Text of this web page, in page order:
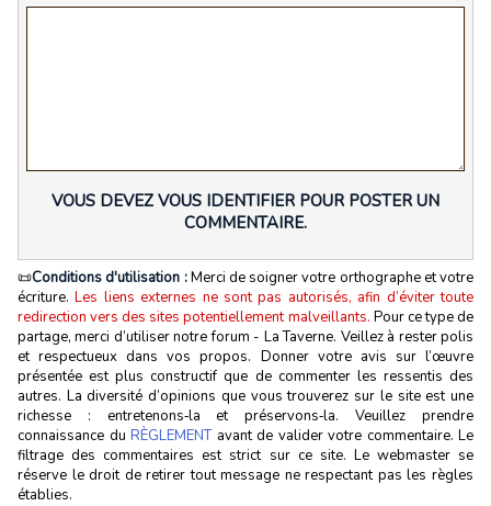
VOUS DEVEZ VOUS IDENTIFIER POUR POSTER UN
COMMENTAIRE.
📜Conditions d'utilisation :Merci de soigner votre orthographe et votre
écriture.Les liens externes ne sont pas autorisés, afin d’éviter toute
redirection vers des sites potentiellement malveillants. Pour ce type de
partage, merci d’utiliser notre forum - La Taverne. Veillez à rester polis
et respectueux dans vos propos. Donner votre avis sur l’œuvre
présentée est plus constructif que de commenter les ressentis des
autres. La diversité d’opinions que vous trouverez sur le site est une
richesse : entretenons‑la et préservons‑la. Veuillez prendre
connaissance du RÈGLEMENTavant de valider votre commentaire. Le
filtrage des commentaires est strict sur ce site. Le webmaster se
réserve le droit de retirer tout message ne respectant pas les règles
établies.